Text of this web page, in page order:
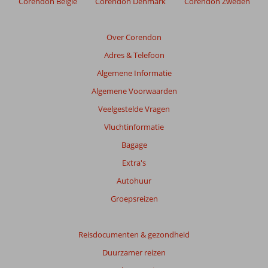
Over Corendon
Adres & Telefoon
Algemene Informatie
Algemene Voorwaarden
Veelgestelde Vragen
Vluchtinformatie
Bagage
Extra's
Autohuur
Groepsreizen
Reisdocumenten & gezondheid
Duurzamer reizen